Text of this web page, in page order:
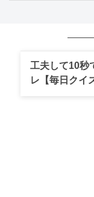
工夫して10秒
レ【毎日クイ